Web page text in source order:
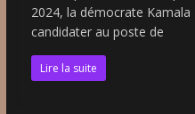
2024, la démocrate
candidater au poste de
Lire la suite